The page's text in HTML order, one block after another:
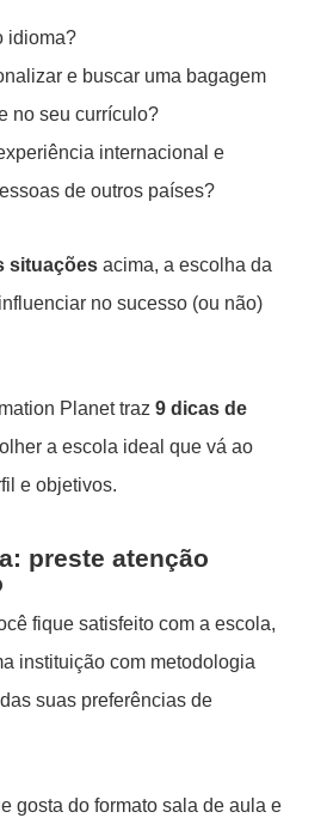
idioma?
e buscar uma bagagem
no seu currículo?
internacional e
de outros países?
situações acima, a escolha da
no sucesso (ou não)
Planet traz 9 dicas de
a escola ideal que vá ao
e objetivos.
preste atenção
fique satisfeito com a escola,
instituição com metodologia
suas preferências de
gosta do formato sala de aula e